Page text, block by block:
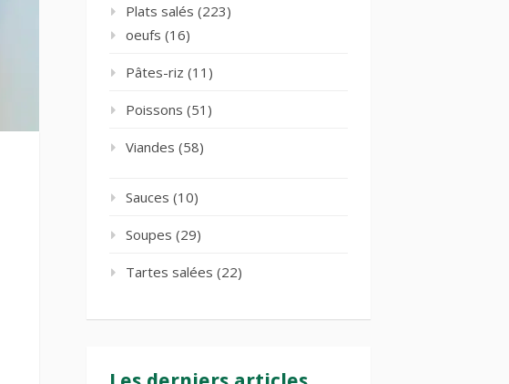
Plats salés (223)
oeufs (16)
Pâtes-riz (11)
Poissons (51)
Viandes (58)
Sauces (10)
Soupes (29)
Tartes salées (22)